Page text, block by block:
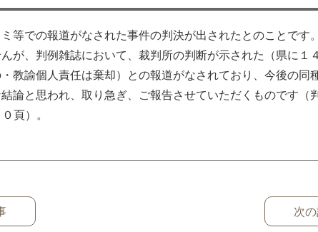
等での報道がなされた事件の判決が出されたとのことです
が、判例雑誌において、裁判所の判断が示された（県に１
教諭個人責任は棄却）との報道がなされており、今後の同
論と思われ、取り急ぎ、ご報告させていただくものです（
頁）。
次